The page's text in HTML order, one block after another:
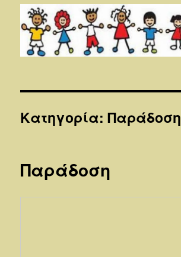
Κατηγορία: Παράδοση
Παράδοση